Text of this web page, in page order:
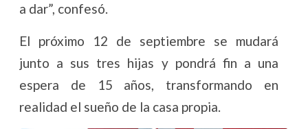
a dar”, confesó.
El próximo 12 de septiembre se mudará
junto a sus tres hijas y pondrá fin a una
espera de 15 años, transformando en
realidad el sueño de la casa propia.